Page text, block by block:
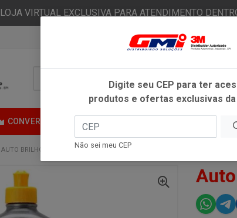
LOJA VIRTUAL EXCLUSIVA PARA ATENDIMENTO
Já é
CONVERSÃO FITAS ADESIVAS
AUTO BRILHO 500ML - 3M
Digite seu CEP para ter
produtos e ofertas exclusivas
Não sei meu CEP